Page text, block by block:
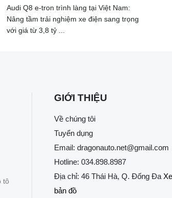
Audi Q8 e-tron trình làng tại Việt Nam:
Nâng tầm trải nghiệm xe điện sang trọng
với giá từ 3,8 tỷ ...
tô
GIỚI THIỆU
Về chúng tôi
Tuyển dụng
Email: dragonauto.net@gmail.com
Hotline: 034.898.8987
Địa chỉ: 46 Thái Hà, Q. Đống Đa
bản đồ